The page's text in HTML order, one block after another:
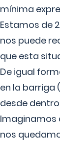
mínima
Estamos de
nos puede
que esta
De igual
en la barriga
desde
Imaginamos
nos